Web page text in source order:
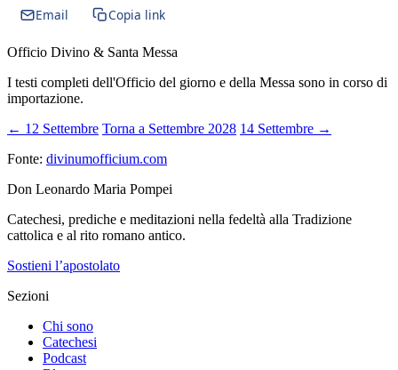
Email
Copia link
Officio Divino & Santa Messa
I testi completi dell'Officio del giorno e della Messa sono in corso di
importazione.
← 12 Settembre Torna a Settembre 2028 14 Settembre →
Fonte: divinumofficium.com
Don Leonardo Maria Pompei
Catechesi, prediche e meditazioni nella fedeltà alla Tradizione
cattolica e al rito romano antico.
Sostieni l’apostolato
Sezioni
Chi sono
Catechesi
Podcast